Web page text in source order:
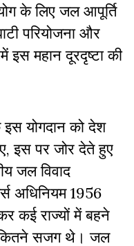
के लिए जल आपूर्ति
परियोजना और
इस महान दूरदृष्टा की
इस योगदान को देश
इस पर जोर देते हुए
जल विवाद
अधिनियम 1956
कई राज्यों में बहने
कितने सजग थे। जल